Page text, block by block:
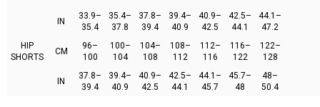
IN
33.9–
35.4
35.4–
37.8
37.8–
39.4
39.4–
40.9
40.9–
42.5
42.5–
44.1
44.1–
47.2
HIP
SHORTS
CM
96–
100
100–
104
104–
108
108–
112
112–
116
116–
122
122–
128
IN
37.8–
39.4
39.4–
40.9
40.9–
42.5
42.5–
44.1
44.1–
45.7
45.7–
48
48–
50.4